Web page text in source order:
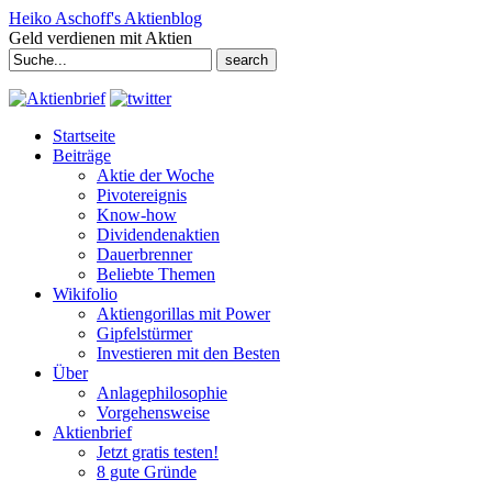
Heiko Aschoff's Aktienblog
Geld verdienen mit Aktien
Search
for:
Startseite
Beiträge
Aktie der Woche
Pivotereignis
Know-how
Dividendenaktien
Dauerbrenner
Beliebte Themen
Wikifolio
Aktiengorillas mit Power
Gipfelstürmer
Investieren mit den Besten
Über
Anlagephilosophie
Vorgehensweise
Aktienbrief
Jetzt gratis testen!
8 gute Gründe